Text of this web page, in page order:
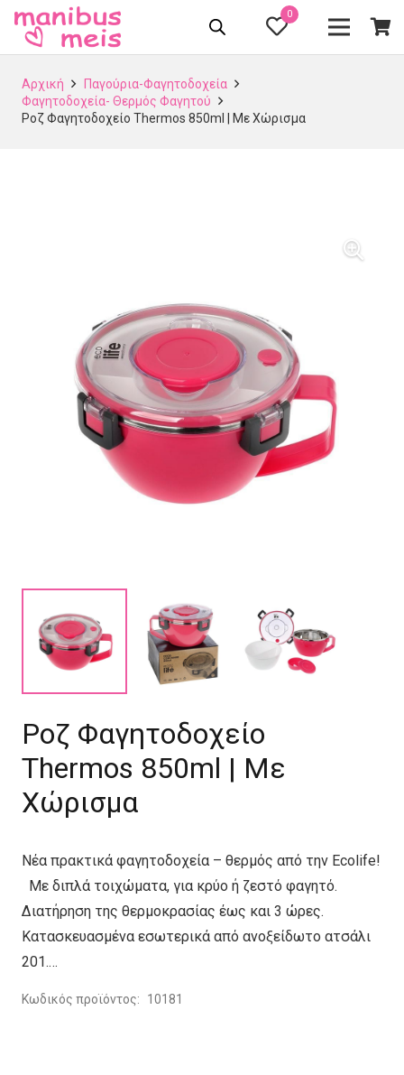
0
Αρχική
Παγούρια-Φαγητοδοχεία
Φαγητοδοχεία- Θερμός Φαγητού
Ροζ Φαγητοδοχείο Thermos 850ml | Με Χώρισμα
Ροζ Φαγητοδοχείο
Thermos 850ml | Με
Χώρισμα
Νέα πρακτικά φαγητοδοχεία – θερμός από την Ecolife!
Με διπλά τοιχώματα, για κρύο ή ζεστό φαγητό.
Διατήρηση της θερμοκρασίας έως και 3 ώρες.
Κατασκευασμένα εσωτερικά από ανοξείδωτο ατσάλι
201.…
Κωδικός προϊόντος: 10181